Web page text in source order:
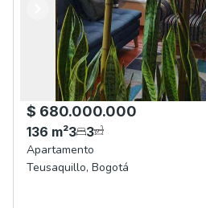
Anterior
Siguiente
$ 680.000.000
136 m²3 3
Apartamento
Teusaquillo, Bogotá